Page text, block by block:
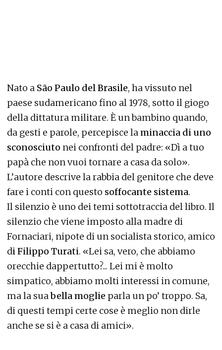
Nato a São Paulo del Brasile, ha vissuto nel
paese sudamericano fino al 1978, sotto il giogo
della dittatura militare. È un bambino quando,
da gesti e parole, percepisce la minaccia di uno
sconosciuto nei confronti del padre: «Dì a tuo
papà che non vuoi tornare a casa da solo».
L’autore descrive la rabbia del genitore che deve
fare i conti con questo soffocante sistema.
Il silenzio è uno dei temi sottotraccia del libro. Il
silenzio che viene imposto alla madre di
Fornaciari, nipote di un socialista storico, amico
di Filippo Turati. «Lei sa, vero, che abbiamo
orecchie dappertutto?... Lei mi è molto
simpatico, abbiamo molti interessi in comune,
ma la suabella moglie parla un po’ troppo. Sa,
di questi tempi certe cose è meglio non dirle
anche se si è a casa di amici».